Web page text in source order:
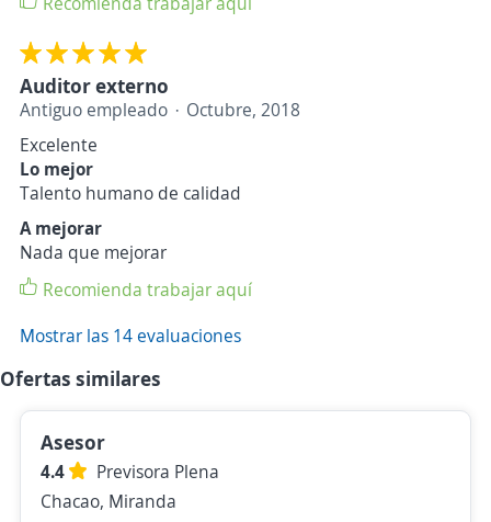
Auditor externo
Antiguo empleado
Octubre, 2018
Excelente
Lo mejor
Talento humano de calidad
A mejorar
Nada que mejorar
Recomienda trabajar aquí
Mostrar las 14 evaluaciones
Ofertas similares
Asesor
4.4
Previsora Plena
Chacao, Miranda